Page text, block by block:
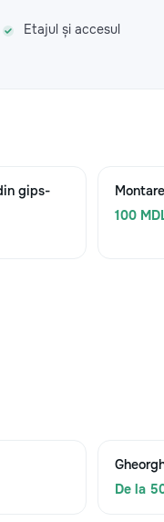
Etajul și accesul
gips-
100
De la